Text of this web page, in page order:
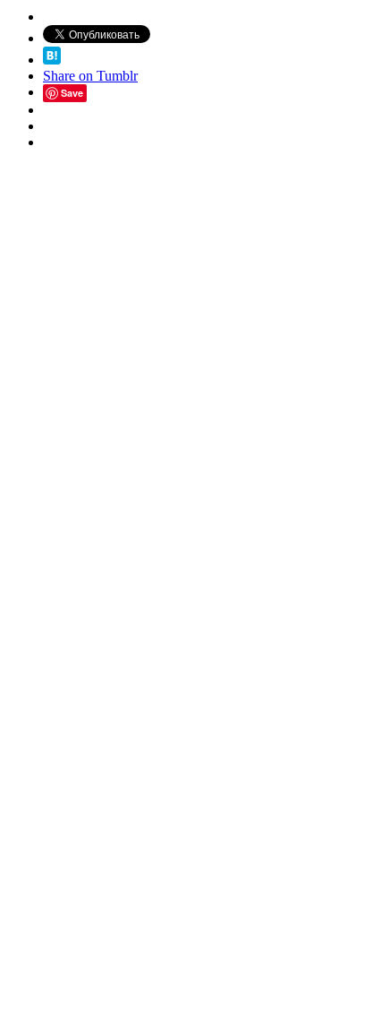
Share on Tumblr
Save